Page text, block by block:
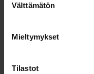
Välttämätön
Mieltymykset
Tilastot
Luokka:
vokkiruoat, risotot